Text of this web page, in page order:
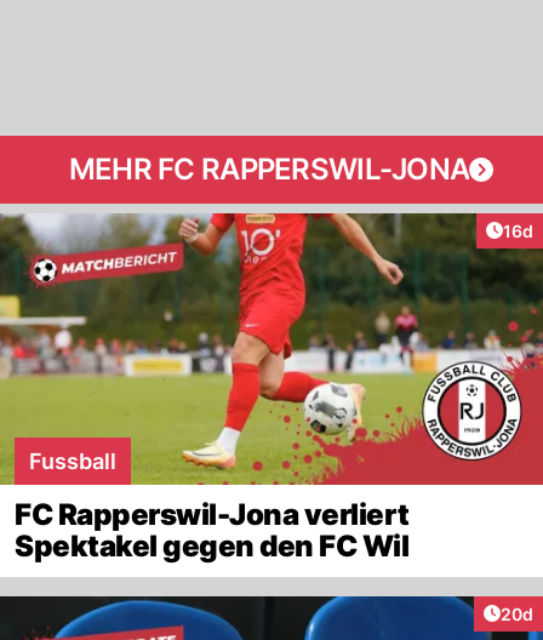
MEHR FC RAPPERSWIL-JONA
16d
Fussball
FC Rapperswil-Jona verliert
Spektakel gegen den FC Wil
20d